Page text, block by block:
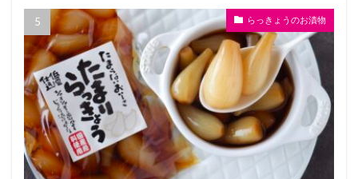
らっきょうのお漬物